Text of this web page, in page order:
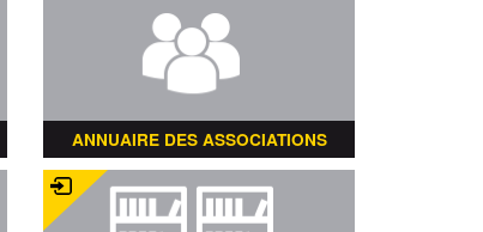
ANNUAIRE DES ASSOCIATIONS